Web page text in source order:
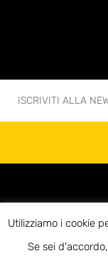
© 2020 Beesness di
Utilizziamo i cookie
Se sei